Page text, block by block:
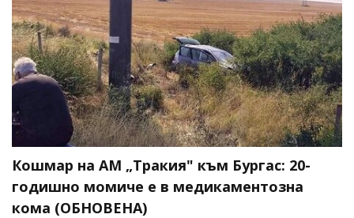
Кошмар на АМ „Тракия" към Бургас: 20-
годишно момиче е в медикаментозна
кома (ОБНОВЕНА)